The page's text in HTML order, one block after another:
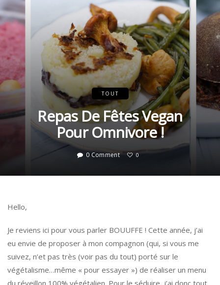
TOUT
Repas De Fêtes Vegan
Pour Omnivore !
0 Comment 0
Hello,
Je reviens ici pour vous parler BOUUFFE ! Cette année, j’ai
eu envie de proposer à mon compagnon (qui, si vous me
suivez, n’et pas très (voir pas du tout) porté sur le
végétalisme…même « pour essayer ») de réaliser un menu
du réveillon 100% végétalien. Pour le séduire, j’ai donc tout